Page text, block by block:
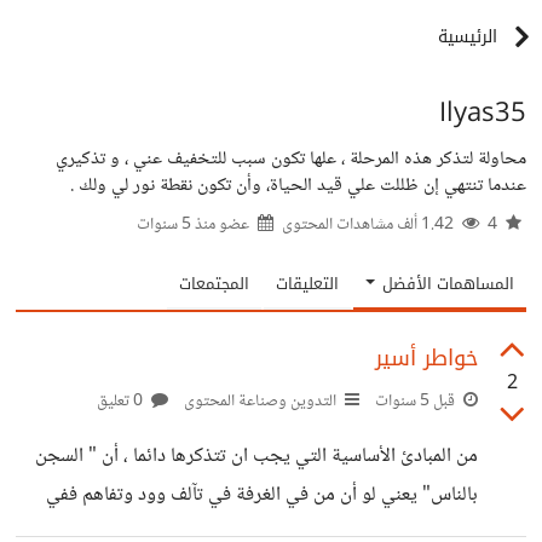
الرئيسية
Ilyas35
محاولة لتذكر هذه المرحلة ، علها تكون سبب للتخفيف عني ، و تذكيري
عندما تنتهي إن ظللت علي قيد الحياة، وأن تكون نقطة نور لي ولك .
عضو منذ5 سنوات
المساهمات الأفضل التعليقات المجتمعات
2
خواطر أسير
قبل 5 سنوات التدوين وصناعة المحتوى
من المبادئ الأساسية التي يجب ان تتذكرها دائما ، أن " السجن
بالناس" يعني لو أن من في الغرفة في تآلف وود وتفاهم ففي
أصعب الظروف المعيشية ستكون في راحة وطمأنينة لأنك تعلم